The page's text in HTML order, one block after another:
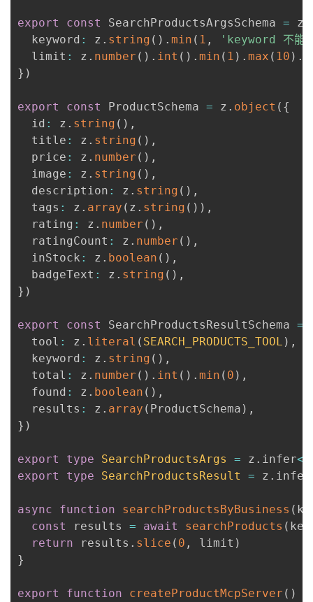
export const SearchProductsArgsSchema = z
  keyword
: z . string ( ) . min ( 1 ,
'keyword 不能
  limit
: z . number ( ) . int ( ) . min ( 1 ) . max ( 10 ) .
} )
export const ProductSchema = z . object ( {
  id
: z . string ( ) ,
  title
: z . string ( ) ,
  price
: z . number ( ) ,
  image
: z . string ( ) ,
  description
: z . string ( ) ,
  tags
: z . array ( z . string ( ) ) ,
  rating
: z . number ( ) ,
  ratingCount
: z . number ( ) ,
  inStock
: z . boolean ( ) ,
  badgeText
: z . string ( ) ,
} )
export const SearchProductsResultSchema =
  tool
: z . literal ( SEARCH_PRODUCTS_TOOL ) ,
  keyword
: z . string ( ) ,
  total
: z . number ( ) . int ( ) . min ( 0 ) ,
  found
: z . boolean ( ) ,
  results
: z . array ( ProductSchema ) ,
} )
export type SearchProductsArgs = z . infer<
export
type SearchProductsResult = z . infer
async function searchProductsByBusiness (
const
results = await searchProducts (
return results . slice ( 0 , limit )
}
export function createProductMcpServer ( )